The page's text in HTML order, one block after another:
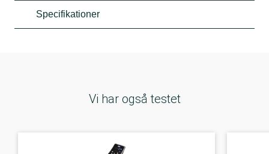
Specifikationer
Vi har også testet